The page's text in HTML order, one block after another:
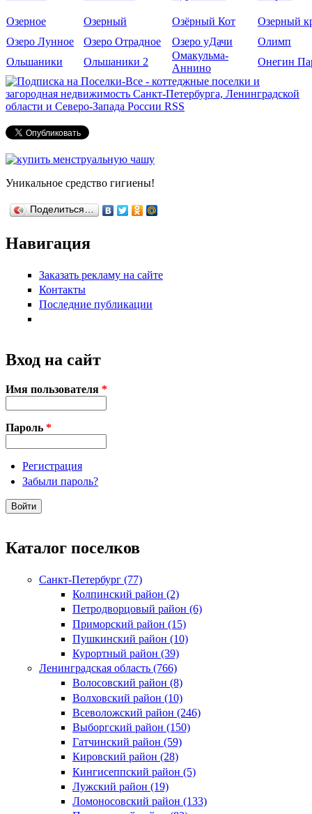
Озерное Озерный Озёрный Кот
Озерный
Озеро Лунное
Озеро Отрадное Озеро уДачи
Олимп
Ольшаники
Ольшаники 2
Омакульма-
Аннино
Онегин
Уникальное средство гигиены!
Поделиться…
Навигация
Заказать рекламу на сайте
Контакты
Последние публикации
Вход на сайт
Имя пользователя *
Пароль *
Регистрация
Забыли пароль?
Каталог поселков
Санкт-Петербург (77)
Колпинский район (2)
Петродворцовый район (6)
Приморский район (15)
Пушкинский район (10)
Курортный район (39)
Ленинградская область (766)
Волосовский район (8)
Волховский район (10)
Всеволожский район (246)
Выборгский район (150)
Гатчинский район (59)
Кировский район (28)
Кингисеппский район (5)
Лужский район (19)
Ломоносовский район (133)